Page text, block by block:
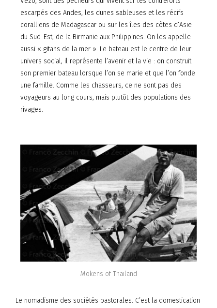
escarpés des Andes, les dunes sableuses et les récifs
coralliens de Madagascar ou sur les îles des côtes d’Asie
du Sud-Est, de la Birmanie aux Philippines. On les appelle
aussi « gitans de la mer ». Le bateau est le centre de leur
univers social, il représente l’avenir et la vie : on construit
son premier bateau lorsque l’on se marie et que l’on fonde
une famille. Comme les chasseurs, ce ne sont pas des
voyageurs au long cours, mais plutôt des populations des
rivages.
Mokens of Thailand
Le nomadisme des sociétés pastorales. C’est la domestication